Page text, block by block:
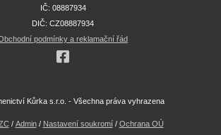
IČ: 08887934
DIČ: CZ08887934
podmínky a reklamační řád
Kůrka s.r.o. - Všechna práva vyhrazena
/ Admin/ Nastavení soukromí/ Ochrana OÚ